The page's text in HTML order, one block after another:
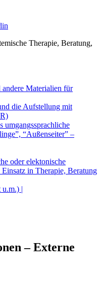
Therapie, Beratung,
Materialien für
die Aufstellung mit
umgangssprachliche
“Außenseiter” –
oder elektonische
in Therapie, Beratung
u.m.) |
– Externe